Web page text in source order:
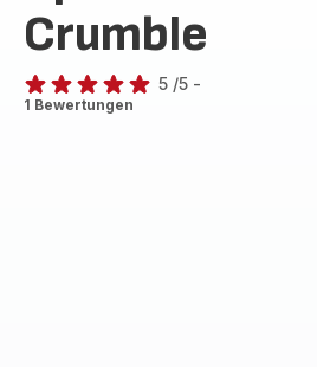
Crumble
Bewertung
5 /5 -
1 Bewertungen